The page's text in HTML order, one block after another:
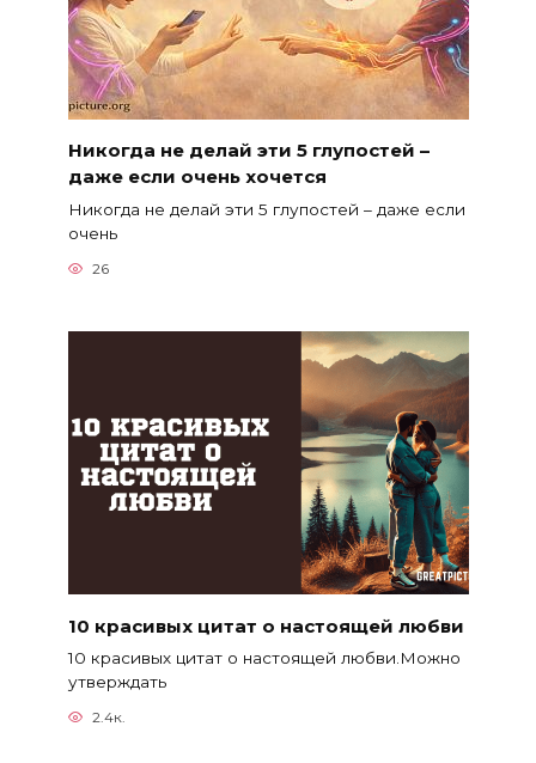
Никогда не делай эти 5 глупостей –
даже если очень хочется
Никогда не делай эти 5 глупостей – даже если
очень
26
10 красивых цитат о настоящей любви
10 красивых цитат о настоящей любви.Можно
утверждать
2.4к.